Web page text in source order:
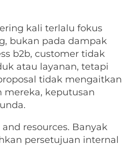
kali terlalu fokus
bukan pada dampak
b2b, customer tidak
atau layanan, tetapi
tidak mengaitkan
mereka, keputusan
resources. Banyak
persetujuan internal